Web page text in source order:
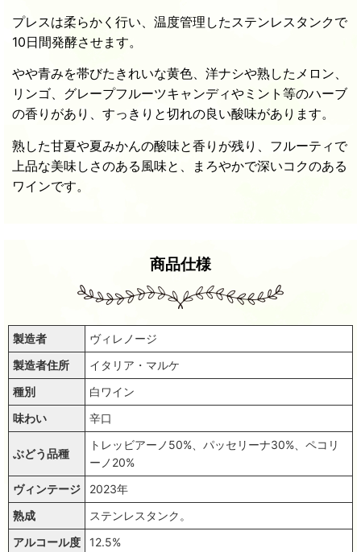
プレスは柔らかく行い、温度管理したステンレスタンクで
10日間発酵させます。
やや青みを帯びたきれいな黄色、洋ナシや熟したメロン、
リンゴ、グレープフルーツキャンディやミント等のハーブ
の香りがあり、すっきりと切れの良い酸味があります。
熟した甘夏や夏みかんの酸味と香りが残り、フルーティで
上品な美味しさのある風味と、まろやかで深いコクのある
ワインです。
商品仕様
製造者
ヴィレノージ
製造者住所
イタリア・マルケ
種別
白ワイン
味わい
辛口
ぶどう品種
トレッビアーノ50%、パッセリーナ30%、ペコリ
ーノ20%
ヴィンテージ
2023年
熟成
ステンレスタンク。
アルコール度
12.5%